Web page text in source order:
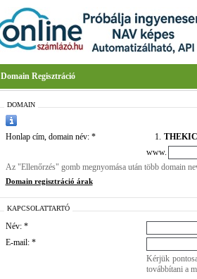
Domain Regisztráció
DOMAIN
Honlap cím, domain név: * 1.
www.
Az "Ellenőrzés" gomb megnyomása után több domain
Domain regisztráció árak
KAPCSOLATTARTÓ
Név: *
E-mail: *
Kérjük
továbbítani a